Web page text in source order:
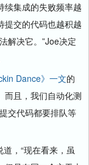
续集成的失败频率越
提交的代码也越积越
解决它。”Joe决定
Dance》一文的
而且，我们自动化测
交代码都要排队等
，“现在看来，虽